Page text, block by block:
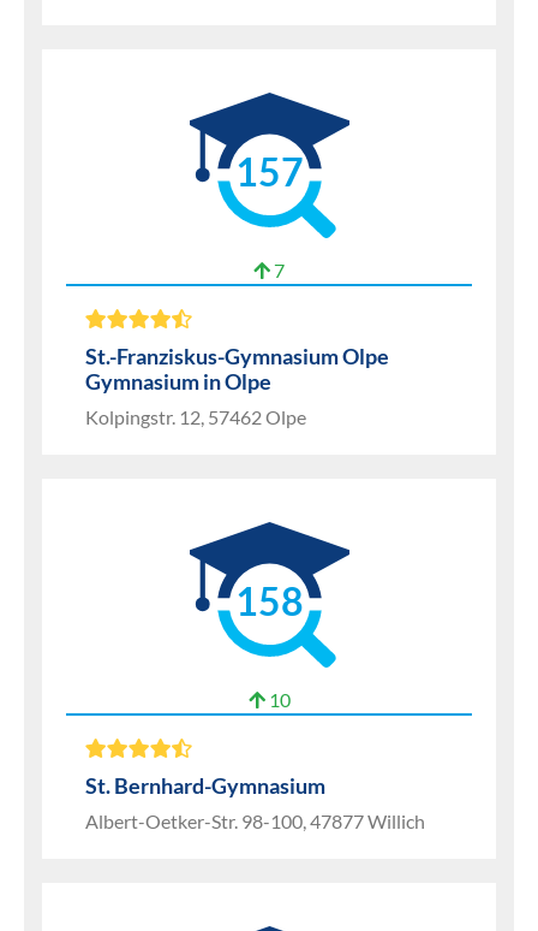
157
7
St.-Franziskus-Gymnasium Olpe
Gymnasium in Olpe
Kolpingstr. 12, 57462 Olpe
158
10
St. Bernhard-Gymnasium
Albert-Oetker-Str. 98-100, 47877 Willich